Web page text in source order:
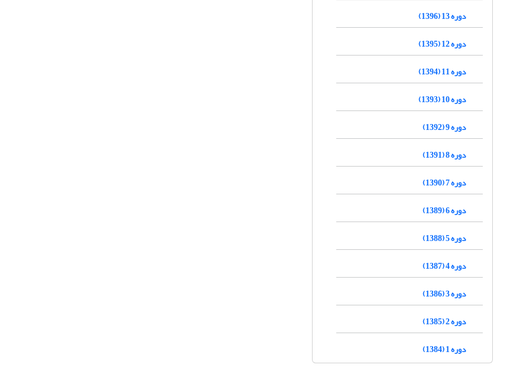
دوره 13 (1396)
دوره 12 (1395)
دوره 11 (1394)
دوره 10 (1393)
دوره 9 (1392)
دوره 8 (1391)
دوره 7 (1390)
دوره 6 (1389)
دوره 5 (1388)
دوره 4 (1387)
دوره 3 (1386)
دوره 2 (1385)
دوره 1 (1384)